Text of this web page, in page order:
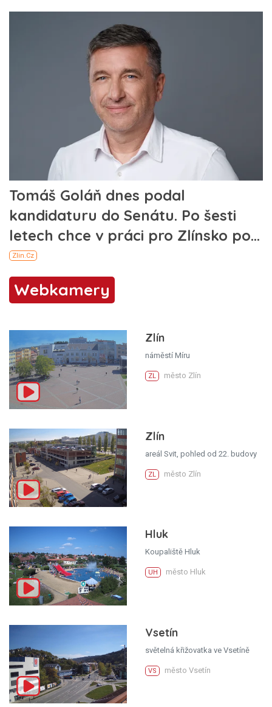
Webkamery
Zlín
náměstí Míru
ZL město Zlín
Zlín
areál Svit, pohled od 22. budovy
ZL město Zlín
Hluk
Koupaliště Hluk
UH město Hluk
Vsetín
světelná křižovatka ve Vsetíně
VS město Vsetín